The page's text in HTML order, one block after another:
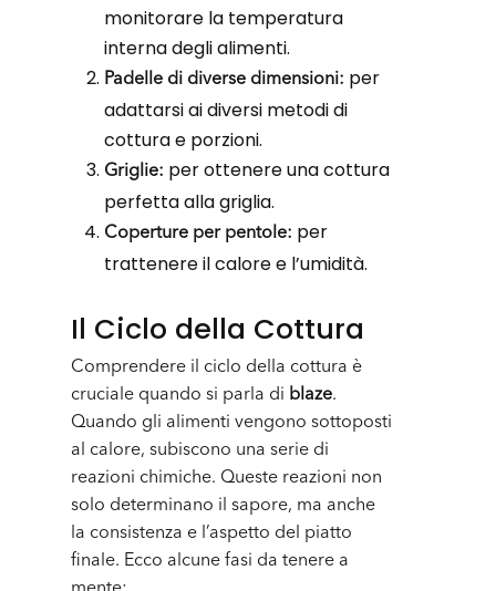
monitorare la temperatura
interna degli alimenti.
Padelle di diverse dimensioni: per
adattarsi ai diversi metodi di
cottura e porzioni.
Griglie: per ottenere una cottura
perfetta alla griglia.
Coperture per pentole: per
trattenere il calore e l’umidità.
Il Ciclo della Cottura
Comprendere il ciclo della cottura è
cruciale quando si parla di blaze.
Quando gli alimenti vengono sottoposti
al calore, subiscono una serie di
reazioni chimiche. Queste reazioni non
solo determinano il sapore, ma anche
la consistenza e l’aspetto del piatto
finale. Ecco alcune fasi da tenere a